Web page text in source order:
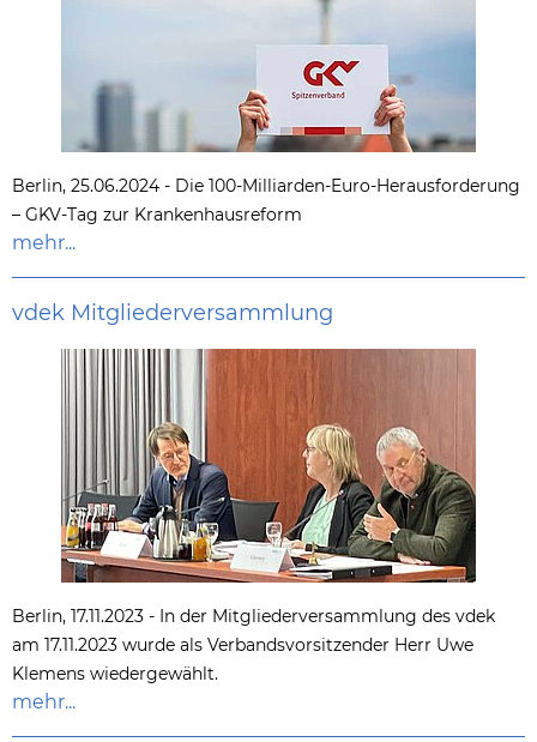
Berlin, 25.06.2024 - Die 100-Milliarden-Euro-Herausforderung
– GKV-Tag zur Krankenhausreform
mehr...
vdek Mitgliederversammlung
Berlin, 17.11.2023 - In der Mitgliederversammlung des vdek
am 17.11.2023 wurde als Verbandsvorsitzender Herr Uwe
Klemens wiedergewählt.
mehr...